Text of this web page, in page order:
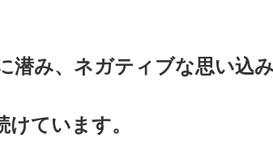
潜み、ネガティブな思い込
ています。